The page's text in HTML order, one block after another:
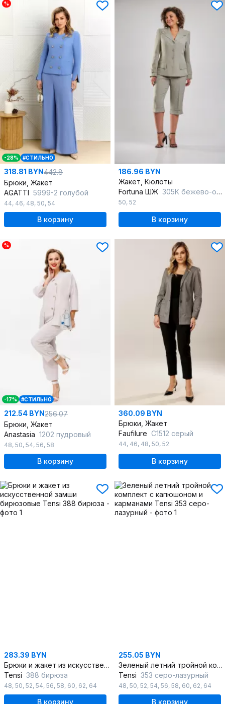
%
-28% #СТИЛЬНО
318.81 BYN442.8
Брюки, Жакет
AGATTI 5999-2 голубой
44, 46, 48, 50, 54
В корзину
186.96 BYN
Жакет, Кюлоты
Fortuna ШЖ 305К бежево-оливковый
50, 52
В корзину
%
-17% #СТИЛЬНО
212.54 BYN256.07
Брюки, Жакет
Anastasia 1202 пудровый
48, 50, 54, 56, 58
В корзину
360.09 BYN
Брюки, Жакет
Faufilure C1512 серый
44, 46, 48, 50, 52
В корзину
283.39 BYN
Брюки и жакет из искусственной замши бирюзовые
Tensi 388 бирюза
48, 50, 52, 54, 56, 58, 60, 62, 64
В корзину
255.05 BYN
Зеленый летний тройной комплект с капюшоном и карманами
Tensi 353 серо-лазурный
48, 50, 52, 54, 56, 58, 60, 62, 64
В корзину